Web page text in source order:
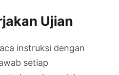
Ujian
instruksi dengan
setiap